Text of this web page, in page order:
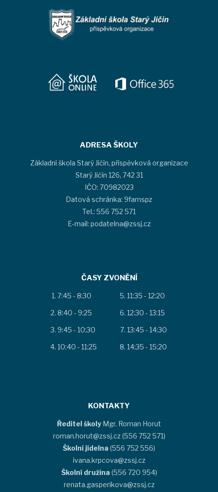
ADRESA ŠKOLY
Základní škola Starý Jičín, příspěvková organizace
Starý Jičín 126, 742 31
IČO: 70982023
Datová schránka: 9famspz
Tel.: 556 752 571
E-mail: podatelna@zssj.cz
ČASY ZVONĚNÍ
7:45 - 8:30
8:40 - 9:25
9:45 - 10:30
10:40 - 11:25
11:35 - 12:20
12:30 - 13:15
13:45 - 14:30
14:35 - 15:20
KONTAKTY
Ředitel školy Mgr. Roman Horut
roman.horut@zssj.cz (556 752 571)
Školní jídelna (556 752 556)
ivana.krpcova@zssj.cz
Školní družina (556 720 954)
renata.gasperikova@zssj.cz